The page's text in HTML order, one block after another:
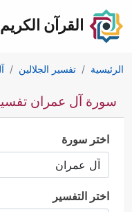
القرآن الكريم
الرئيسية تفسير الجلالين
سورة آل عمران تفسير
اختر سورة
اختر التفسير